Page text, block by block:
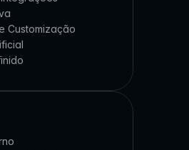
Customização